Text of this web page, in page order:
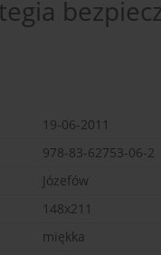
19-06-2011
978-83-62753-06-2
Józefów
148x211
miękka